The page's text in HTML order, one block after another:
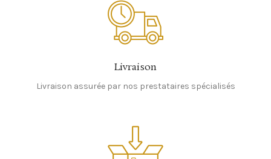
Livraison
Livraison assurée par nos prestataires spécialisés